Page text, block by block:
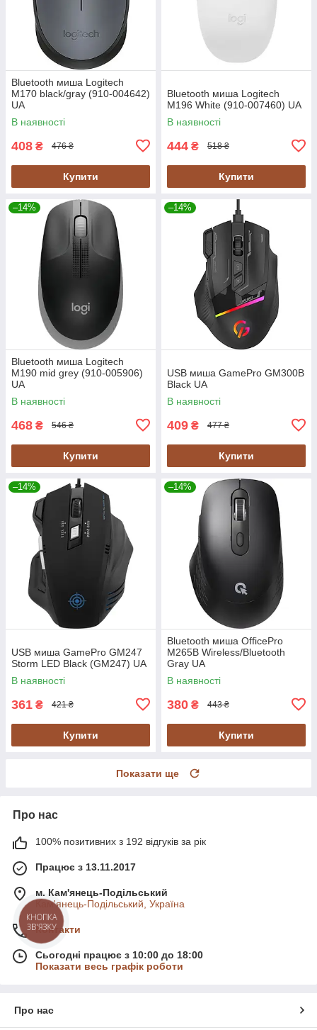
Bluetooth миша Logitech
M170 black/gray (910-004642)
UA
В наявності
408 ₴ 476 ₴
Купити
Bluetooth миша Logitech
M196 White (910-007460) UA
В наявності
444 ₴ 518 ₴
Купити
–14%
Bluetooth миша Logitech
M190 mid grey (910-005906)
UA
В наявності
468 ₴ 546 ₴
Купити
–14%
USB миша GamePro GM300B
Black UA
В наявності
409 ₴ 477 ₴
Купити
–14%
USB миша GamePro GM247
Storm LED Black (GM247) UA
В наявності
361 ₴ 421 ₴
Купити
–14%
Bluetooth миша OfficePro
M265B Wireless/Bluetooth
Gray UA
В наявності
380 ₴ 443 ₴
Купити
Показати ще
Про нас
100% позитивних з 192 відгуків за рік
Працює з 13.11.2017
м. Кам'янець-Подільський
Кам'янець-Подільський, Україна
Контакти
Сьогодні працює з 10:00 до 18:00
Показати весь графік роботи
Про нас
КНОПКА
ЗВ'ЯЗКУ